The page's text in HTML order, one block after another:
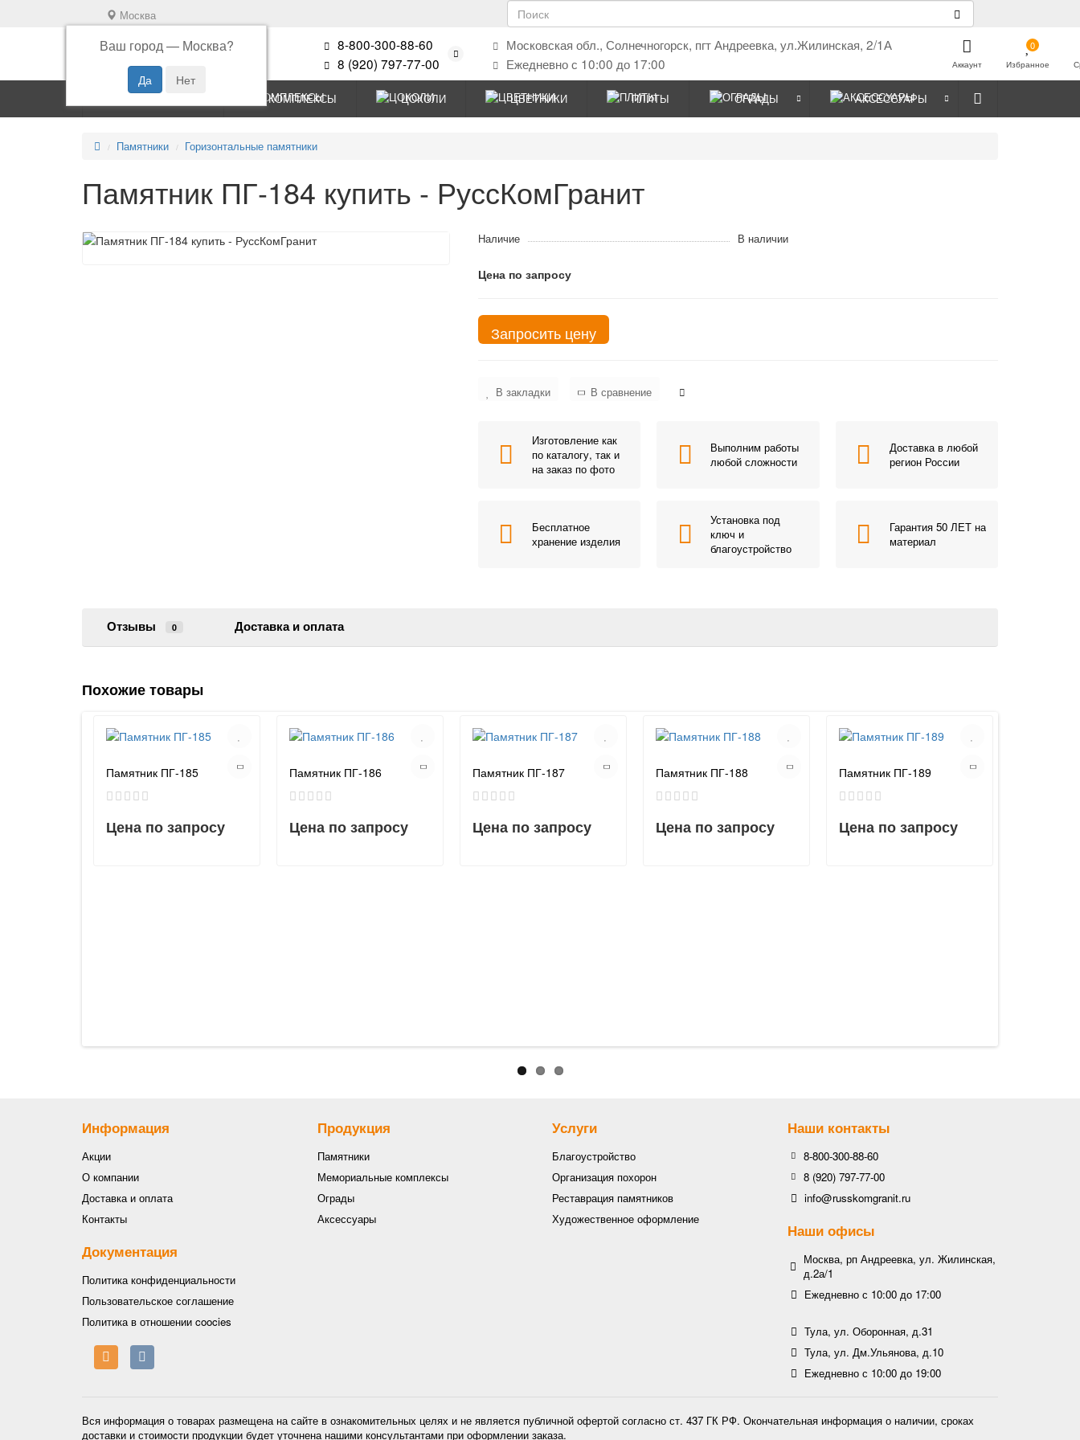
Москва
Ваш город — Москва?
8-800-300-88-60
8 (920) 797-77-00
Московская обл., Солнечногорск, пгт Андреевка, ул.Жилинская, 2/1А
Ежедневно с 10:00 до 17:00
Аккаунт
0
Избранное
КОМПЛЕКСЫ ЦОКОЛИ ЦВЕТНИКИ ПЛИТЫ ОГРАДЫ АКСЕССУАРЫ
Памятники Горизонтальные памятники
Памятник ПГ-184 купить - РуссКомГранит
Наличие В наличии
Цена по запросу
Запросить цену
В закладки В сравнение
Изготовление как
по каталогу, так и
на заказ по фото
Выполним работы
любой сложности
Доставка в любой
регион России
Бесплатное
хранение изделия
Установка под
ключ и
благоустройство
Гарантия 50 ЛЕТ на
материал
Отзывы 0 Доставка и оплата
Похожие товары
Памятник ПГ-185
Цена по запросу
Памятник ПГ-186
Цена по запросу
Памятник ПГ-187
Цена по запросу
Памятник ПГ-188
Цена по запросу
Памятник ПГ-189
Цена по запросу
Информация
Акции
О компании
Доставка и оплата
Контакты
Документация
Политика конфиденциальности
Пользовательское соглашение
Политика в отношении coocies
Продукция
Памятники
Мемориальные комплексы
Ограды
Аксессуары
Услуги
Благоустройство
Организация похорон
Реставрация памятников
Художественное оформление
Наши контакты
8-800-300-88-60
8 (920) 797-77-00
info@russkomgranit.ru
Наши офисы
Москва, рп Андреевка, ул. Жилинская,
д.2а/1
Ежедневно с 10:00 до 17:00
Тула, ул. Оборонная, д.31
Тула, ул. Дм.Ульянова, д.10
Ежедневно с 10:00 до 19:00
Вся информация о товарах размещена на сайте в ознакомительных целях и не является публичной офертой согласно ст. 437 ГК РФ. Окончательная информация о наличии, сроках
доставки и стоимости продукции будет уточнена нашими консультантами при оформлении заказа.